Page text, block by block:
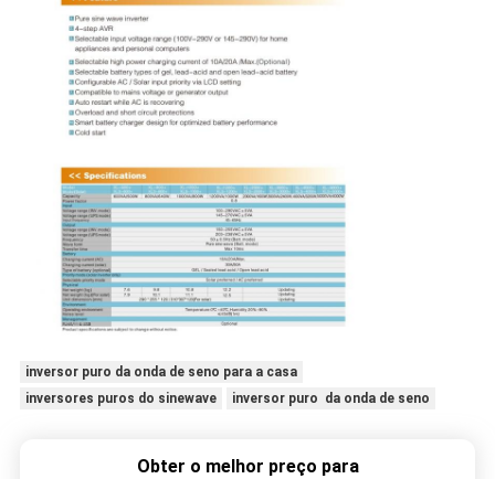
inversor puro da onda de seno para a casa
inversores puros do sinewave
inversor puro da onda de seno
Obter o melhor preço para